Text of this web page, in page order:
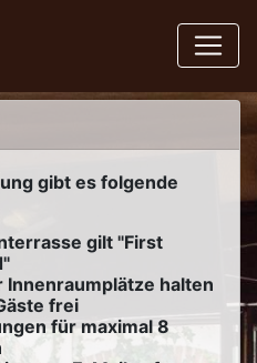
gibt es folgende
gilt "First
Innenraumplätze halten
frei
für maximal 8